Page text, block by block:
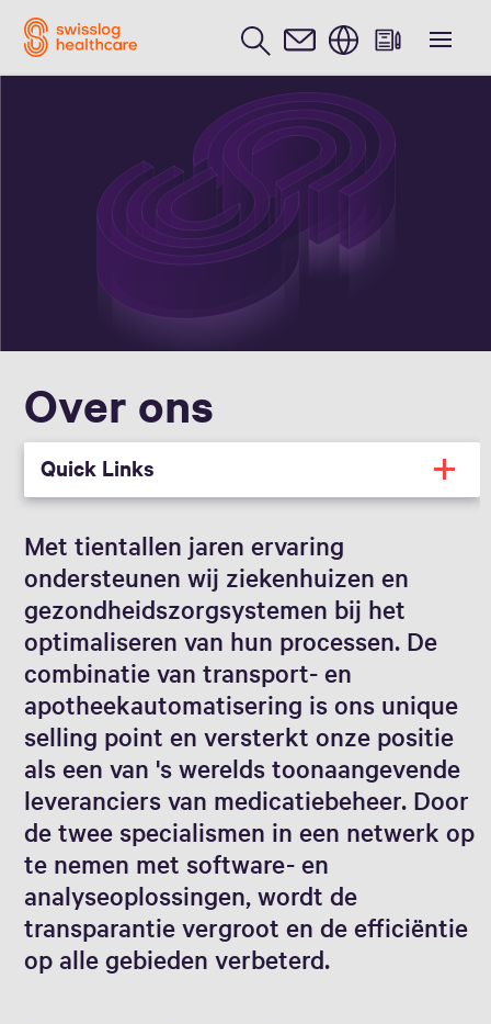
Nederlands / Dutch
Over ons
Quick Links
Met tientallen jaren ervaring
ondersteunen wij ziekenhuizen en
gezondheidszorgsystemen bij het
optimaliseren van hun processen. De
combinatie van transport- en
apotheekautomatisering is ons unique
selling point en versterkt onze positie
als een van 's werelds toonaangevende
leveranciers van medicatiebeheer. Door
de twee specialismen in een netwerk op
te nemen met software- en
analyseoplossingen, wordt de
transparantie vergroot en de efficiëntie
op alle gebieden verbeterd.